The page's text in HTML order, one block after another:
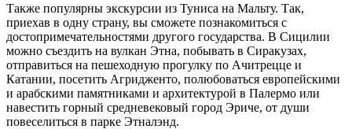
Также популярны экскурсии из Туниса на Мальту. Так,
приехав в одну страну, вы сможете познакомиться с
достопримечательностями другого государства. В Сицилии
можно съездить на вулкан Этна, побывать в Сиракузах,
отправиться на пешеходную прогулку по Ачитрецце и
Катании, посетить Агридженто, полюбоваться европейскими
и арабскими памятниками и архитектурой в Палермо или
навестить горный средневековый город Эриче, от души
повеселиться в парке Этналэнд.